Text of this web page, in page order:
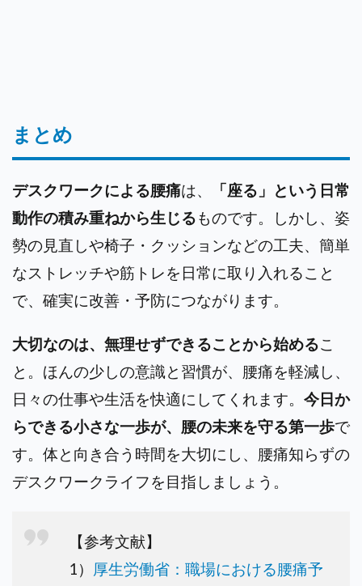
まとめ
デスクワークによる腰痛は、
「座る」という日常
動作の積み重ねから生じるものです。しかし、姿
勢の見直しや椅子・クッションなどの工夫、簡単
なストレッチや筋トレを日常に取り入れること
で、確実に改善・予防につながります。
大切なのは、無理せずできることから始めるこ
と。ほんの少しの意識と習慣が、腰痛を軽減し、
日々の仕事や生活を快適にしてくれます。 今日か
らできる小さな一歩が、腰の未来を守る第一歩で
す。体と向き合う時間を大切にし、腰痛知らずの
デスクワークライフを目指しましょう。
【参考文献】
1） 厚生労働省：職場における腰痛予